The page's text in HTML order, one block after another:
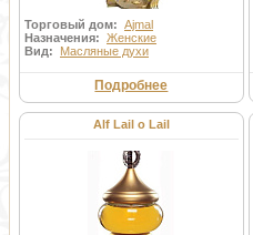
Торговый дом: Ajmal
Назначения: Женские
Вид: Масляные духи
Подробнее
Alf Lail o Lail